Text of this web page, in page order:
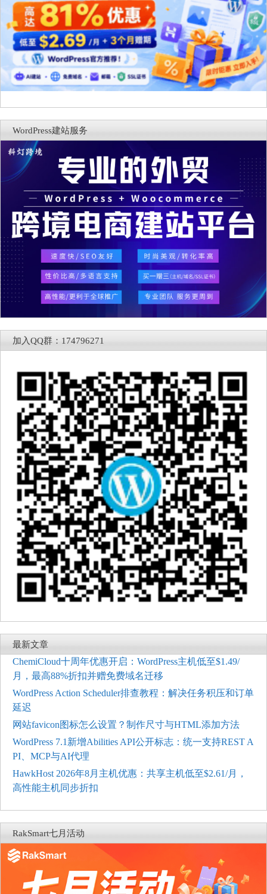
WordPress建站服务
加入QQ群：174796271
最新文章
ChemiCloud十周年优惠开启：WordPress主机低至$1.49/
月，最高88%折扣并赠免费域名迁移
WordPress Action Scheduler排查教程：解决任务积压和订单
延迟
网站favicon图标怎么设置？制作尺寸与HTML添加方法
WordPress 7.1新增Abilities API公开标志：统一支持REST A
PI、MCP与AI代理
HawkHost 2026年8月主机优惠：共享主机低至$2.61/月，
高性能主机同步折扣
RakSmart七月活动